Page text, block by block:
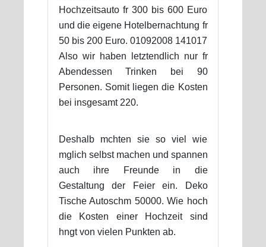
Hochzeitsauto fr 300 bis 600 Euro
und die eigene Hotelbernachtung fr
50 bis 200 Euro. 01092008 141017
Also wir haben letztendlich nur fr
Abendessen Trinken bei 90
Personen. Somit liegen die Kosten
bei insgesamt 220.
Deshalb mchten sie so viel wie
mglich selbst machen und spannen
auch ihre Freunde in die
Gestaltung der Feier ein. Deko
Tische Autoschm 50000. Wie hoch
die Kosten einer Hochzeit sind
hngt von vielen Punkten ab.